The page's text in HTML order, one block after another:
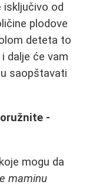
isključivo od
plodove
deteta to
dalje će vam
saopštavati
-
koje mogu da
maminu